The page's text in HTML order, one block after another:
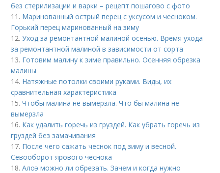
без стерилизации и варки – рецепт пошагово с фото
11. Маринованный острый перец с уксусом и чесноком.
Горький перец маринованный на зиму
12.Уход за ремонтантной малиной осенью. Время ухода
за ремонтантной малиной в зависимости от сорта
13. Готовим малину к зиме правильно. Осенняя обрезка
малины
14. Натяжные потолки своими руками. Виды, их
сравнительная характеристика
15.Чтобы малина не вымерзла. Что бы малина не
вымерзла
16. Как удалить горечь из груздей. Как убрать горечь из
груздей без замачивания
17. После чего сажать чеснок под зиму и весной.
Севооборот ярового чеснока
18.Алоэ можно ли обрезать. Зачем и когда нужно